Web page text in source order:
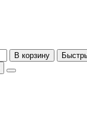
В корзину